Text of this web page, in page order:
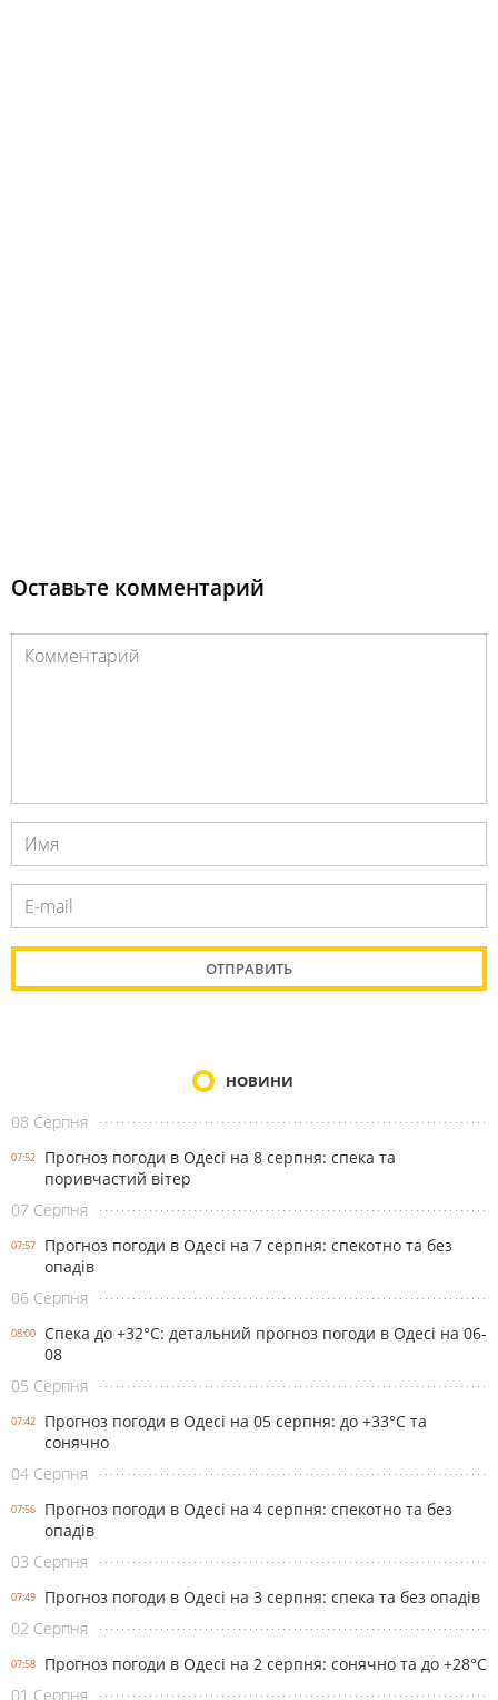
Оставьте комментарий
НОВИНИ
08 Серпня
07:52
Прогноз погоди в Одесі на 8 серпня: спека та
поривчастий вітер
07 Серпня
07:57
Прогноз погоди в Одесі на 7 серпня: спекотно та без
опадів
06 Серпня
08:00
Спека до +32°С: детальний прогноз погоди в Одесі на 06-
08
05 Серпня
07:42
Прогноз погоди в Одесі на 05 серпня: до +33°С та
сонячно
04 Серпня
07:56
Прогноз погоди в Одесі на 4 серпня: спекотно та без
опадів
03 Серпня
07:49
Прогноз погоди в Одесі на 3 серпня: спека та без опадів
02 Серпня
07:58
Прогноз погоди в Одесі на 2 серпня: сонячно та до +28°С
01 Серпня